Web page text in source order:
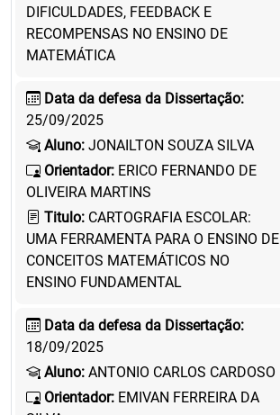
DIFICULDADES, FEEDBACK E
RECOMPENSAS NO ENSINO DE
MATEMÁTICA
Data da defesa da Dissertação:
25/09/2025
Aluno: JONAILTON SOUZA SILVA
Orientador: ERICO FERNANDO DE
OLIVEIRA MARTINS
Titulo: CARTOGRAFIA ESCOLAR:
UMA FERRAMENTA PARA O ENSINO DE
CONCEITOS MATEMÁTICOS NO
ENSINO FUNDAMENTAL
Data da defesa da Dissertação:
18/09/2025
Aluno: ANTONIO CARLOS CARDOSO
Orientador: EMIVAN FERREIRA DA